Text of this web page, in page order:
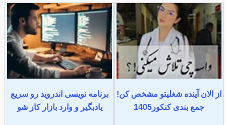
از الان آینده شغلیتو مشخص کن!
جمع بندی کنکور1405
برنامه نویسی اندروید رو سریع
یادبگیر و وارد بازار کار شو